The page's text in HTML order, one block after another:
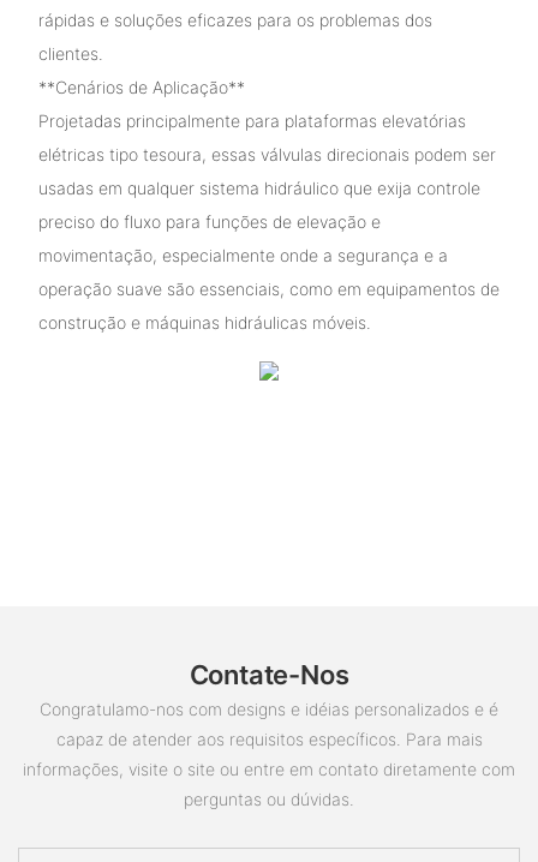
rápidas e soluções eficazes para os problemas dos
clientes.
**Cenários de Aplicação**
Projetadas principalmente para plataformas elevatórias
elétricas tipo tesoura, essas válvulas direcionais podem ser
usadas em qualquer sistema hidráulico que exija controle
preciso do fluxo para funções de elevação e
movimentação, especialmente onde a segurança e a
operação suave são essenciais, como em equipamentos de
construção e máquinas hidráulicas móveis.
Contate-Nos
Congratulamo-nos com designs e idéias personalizados e é
capaz de atender aos requisitos específicos. Para mais
informações, visite o site ou entre em contato diretamente com
perguntas ou dúvidas.